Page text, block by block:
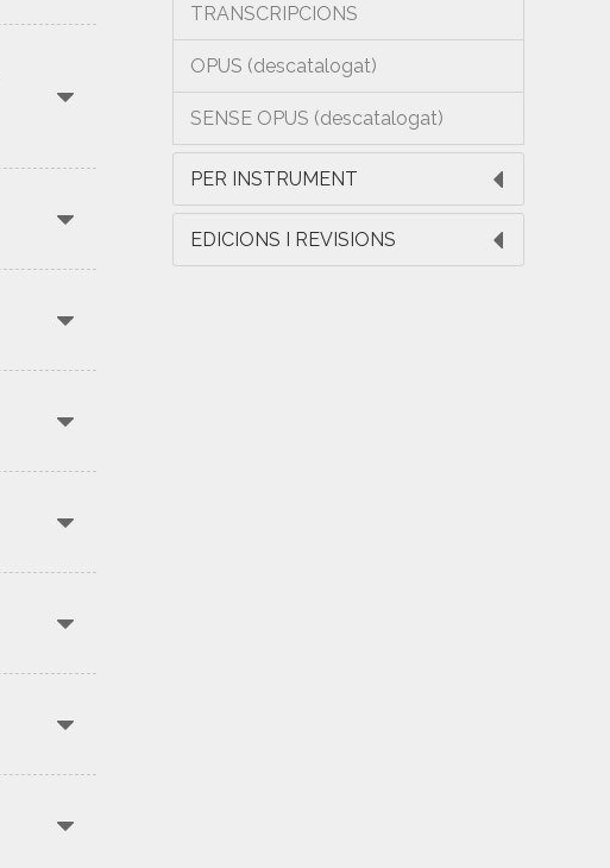
TRANSCRIPCIONS
OPUS (descatalogat)
SENSE OPUS (descatalogat)
PER INSTRUMENT
EDICIONS I REVISIONS